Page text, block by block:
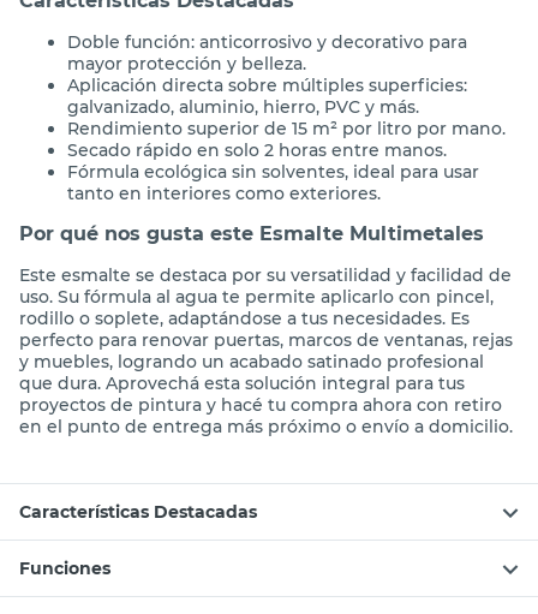
de entrega
Descripción
Esmalte Al Agua Negro Satinado
Multimetales Venier
Este esmalte al agua satinado de Venier es la solución
versátil que estabas buscando para darle un acabado
profesional a diferentes superficies. Con su fórmula
ecológica y anticorrosiva, vas a poder proteger y
embellecer múltiples materiales en un solo paso.
Características Destacadas
galvanizado, aluminio, hierro, PVC y más.
Rendimiento superior de 15 m² por litro por mano.
Secado rápido en solo 2 horas entre manos.
Fórmula ecológica sin solventes, ideal para usar
tanto en interiores como exteriores.